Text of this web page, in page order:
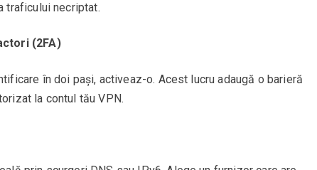
traficului necriptat.
(2FA)
în doi pași, activeaz-o. Acest lucru adaugă o barieră
la contul tău VPN.